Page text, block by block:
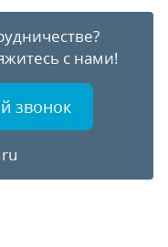
с нами!
звонок